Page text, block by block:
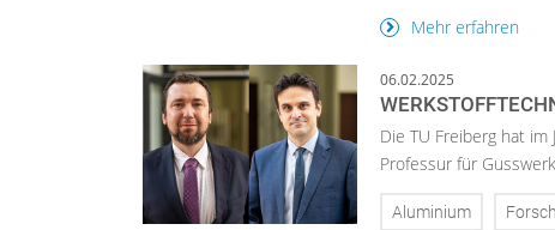
Mehr erfahren
06.02.2025
Die TU Freiberg hat
Professur für
Aluminium